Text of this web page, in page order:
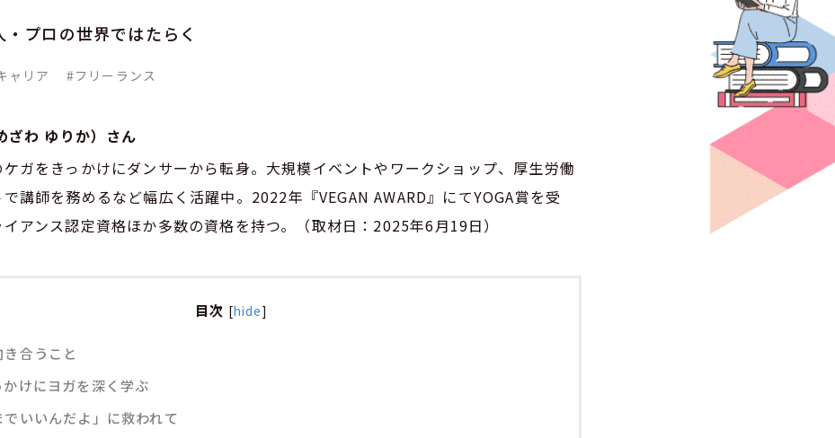
プロの世界ではたらく
ャリア #フリーランス
ざわ ゆりか）さん
ガをきっかけにダンサーから転身。大規模イベントやワークショップ、厚生労働
講師を務めるなど幅広く活躍中。2022年『VEGAN AWARD』にてYOGA賞を受
アンス認定資格ほか多数の資格を持つ。（取材日：2025年6月19日）
目次 [hide]
合うこと
けにヨガを深く学ぶ
でいいんだよ」に救われて